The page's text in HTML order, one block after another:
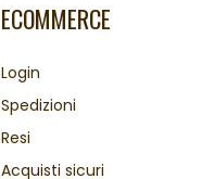
ECOMMERCE
Login
Spedizioni
Resi
Acquisti sicuri